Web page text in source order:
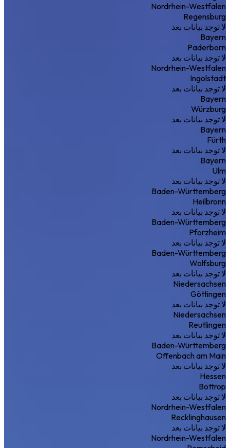
Nordrhein-Westfalen
Regensburg
لا توجد بيانات بعد
Bayern
Paderborn
لا توجد بيانات بعد
Nordrhein-Westfalen
Ingolstadt
لا توجد بيانات بعد
Bayern
Würzburg
لا توجد بيانات بعد
Bayern
Fürth
لا توجد بيانات بعد
Bayern
Ulm
لا توجد بيانات بعد
Baden-Württemberg
Heilbronn
لا توجد بيانات بعد
Baden-Württemberg
Pforzheim
لا توجد بيانات بعد
Baden-Württemberg
Wolfsburg
لا توجد بيانات بعد
Niedersachsen
Göttingen
لا توجد بيانات بعد
Niedersachsen
Reutlingen
لا توجد بيانات بعد
Baden-Württemberg
Offenbach am Main
لا توجد بيانات بعد
Hessen
Bottrop
لا توجد بيانات بعد
Nordrhein-Westfalen
Recklinghausen
لا توجد بيانات بعد
Nordrhein-Westfalen